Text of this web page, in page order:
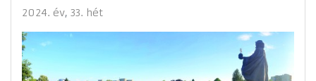
2024. év 33. hét